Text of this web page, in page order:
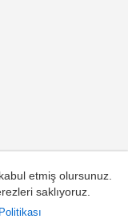
etmiş olursunuz.
saklıyoruz.